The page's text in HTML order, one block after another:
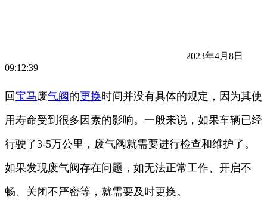
2023年4月8日
09:12:39
回宝马 废气阀的更换时间并没有具体的规定，因为其使
用寿命受到很多因素的影响。一般来说，如果车辆已经
行驶了3-5万公里，废气阀就需要进行检查和维护了。
如果发现废气阀存在问题，如无法正常工作、开启不
畅、关闭不严密等，就需要及时更换。